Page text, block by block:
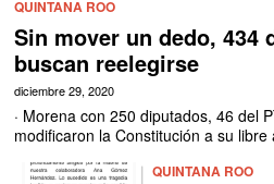
QUINTANA ROO
Sin mover un dedo, 434
buscan reelegirse
diciembre 29, 2020
· Morena con 250 diputados, 46 del
modificaron la Constitución a su libre
QUINTANA ROO